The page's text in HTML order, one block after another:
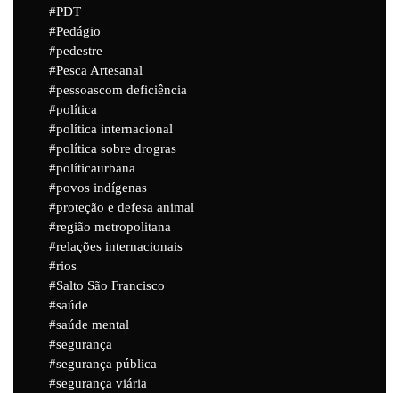
PDT
Pedágio
pedestre
Pesca Artesanal
pessoascom deficiência
política
política internacional
política sobre drogras
políticaurbana
povos indígenas
proteção e defesa animal
região metropolitana
relações internacionais
rios
Salto São Francisco
saúde
saúde mental
segurança
segurança pública
segurança viária